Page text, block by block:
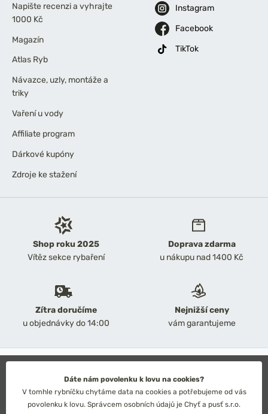
Shop roku 2025
Vítěz sekce rybaření
Doprava zdarma
u nákupu nad 1400 Kč
Zítra doručíme
u objednávky do 14:00
Nejnižší ceny
vám garantujeme
Napište recenzi a vyhrajte
1000 Kč
Magazín
Atlas Ryb
Návazce, uzly, montáže a
triky
Vaření u vody
Affiliate program
Dárkové kupóny
Zdroje ke stažení
Instagram
Facebook
TikTok
Obchodní podmínky
Ochrana osobních údajů
Technické řešení: Simplia s.r.o.
Dáte nám povolenku k lovu na cookies?
V tomhle rybníčku chytáme data na cookies a potřebujeme od vás
povolenku k lovu. Správcem osobních údajů je Chyť a pusť s.r.o.